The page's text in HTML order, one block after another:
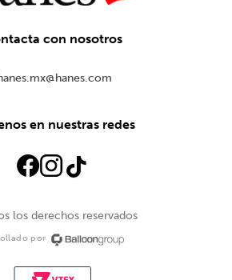
con nosotros
en nuestras redes
los derechos reservados
por